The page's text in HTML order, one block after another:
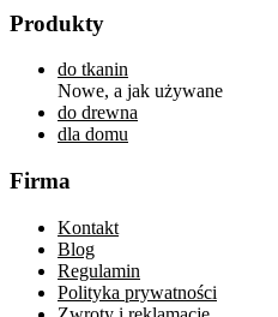
Produkty
do tkanin
Nowe, a jak używane
do drewna
dla domu
Firma
Kontakt
Blog
Regulamin
Polityka prywatności